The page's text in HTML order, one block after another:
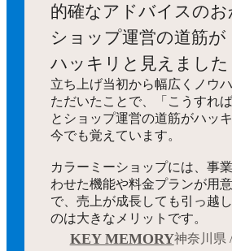
的確なアドバイスのお
ショップ運営の道筋が
ハッキリと見えました
立ち上げ当初から幅広くノウ
ただいたことで、「こうすれ
とショップ運営の道筋がハッ
今でも覚えています。
カラーミーショップには、事
わせた機能や料金プランが用
で、売上が成長しても引っ越
のは大きなメリットです。
KEY MEMORY神奈川県